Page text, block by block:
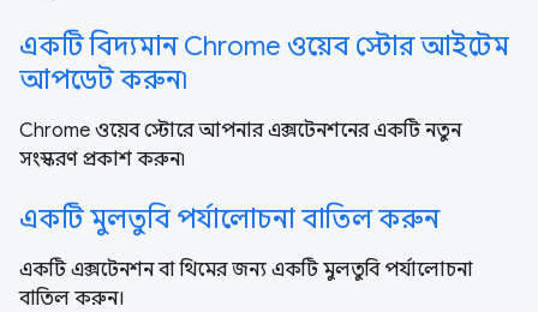
একটি বিদ্যমান Chrome ওয়েব স্টোর আইটেম
আপডেট করুন৷
Chrome ওয়েব স্টোরে আপনার এক্সটেনশনের একটি নতুন
সংস্করণ প্রকাশ করুন৷
একটি মুলতুবি পর্যালোচনা বাতিল করুন
একটি এক্সটেনশন বা থিমের জন্য একটি মুলতুবি পর্যালোচনা
বাতিল করুন।